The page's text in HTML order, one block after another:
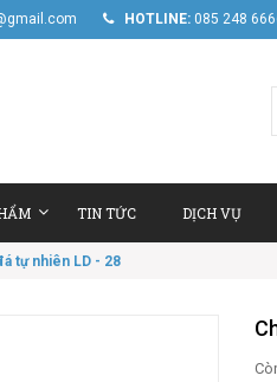
HOTLINE: 085 248
TIN TỨC DỊCH VỤ
tự nhiên LD - 28